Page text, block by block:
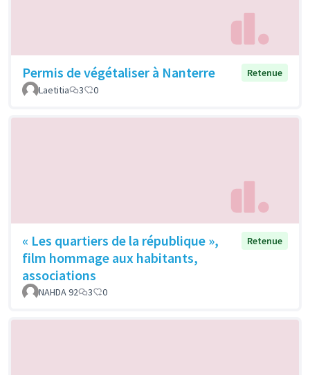
Permis de végétaliser à Nanterre
Retenue
Laetitia
3 0
« Les quartiers de la république »,
film hommage aux habitants,
associations
Retenue
NAHDA 92 3 0